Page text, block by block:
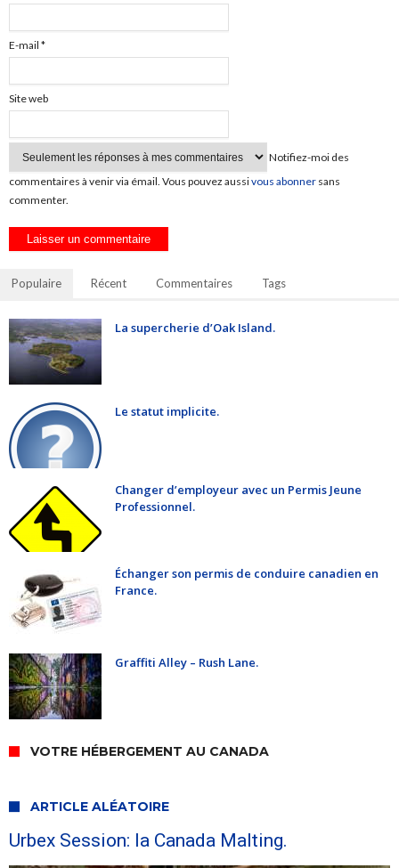
E-mail *
Site web
Notifiez-moi des
commentaires à venir via émail. Vous pouvez aussivous abonner sans
commenter.
Populaire Récent Commentaires Tags
La supercherie d’Oak Island.
Le statut implicite.
Changer d’employeur avec un Permis Jeune
Professionnel.
Échanger son permis de conduire canadien en
France.
Graffiti Alley – Rush Lane.
VOTRE HÉBERGEMENT AU CANADA
ARTICLE ALÉATOIRE
Urbex Session: la Canada Malting.